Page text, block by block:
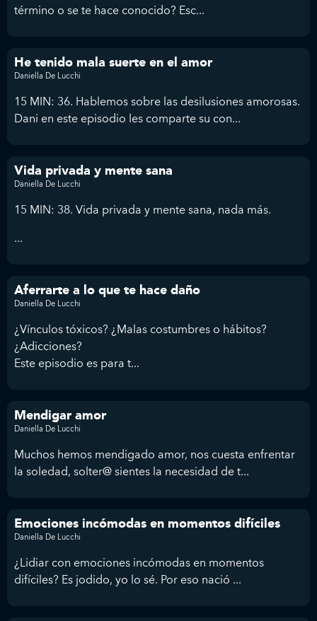
término o se te hace conocido? Esc...
He tenido mala suerte en el amor
Daniella De Lucchi
15 MIN: 36. Hablemos sobre las desilusiones amorosas.
Dani en este episodio les comparte su con...
Vida privada y mente sana
Daniella De Lucchi
15 MIN: 38. Vida privada y mente sana, nada más.
...
Aferrarte a lo que te hace daño
Daniella De Lucchi
¿Vínculos tóxicos? ¿Malas costumbres o hábitos?
¿Adicciones?
Este episodio es para t...
Mendigar amor
Daniella De Lucchi
Muchos hemos mendigado amor, nos cuesta enfrentar
la soledad, solter@ sientes la necesidad de t...
Emociones incómodas en momentos difíciles
Daniella De Lucchi
¿Lidiar con emociones incómodas en momentos
difíciles? Es jodido, yo lo sé. Por eso nació ...